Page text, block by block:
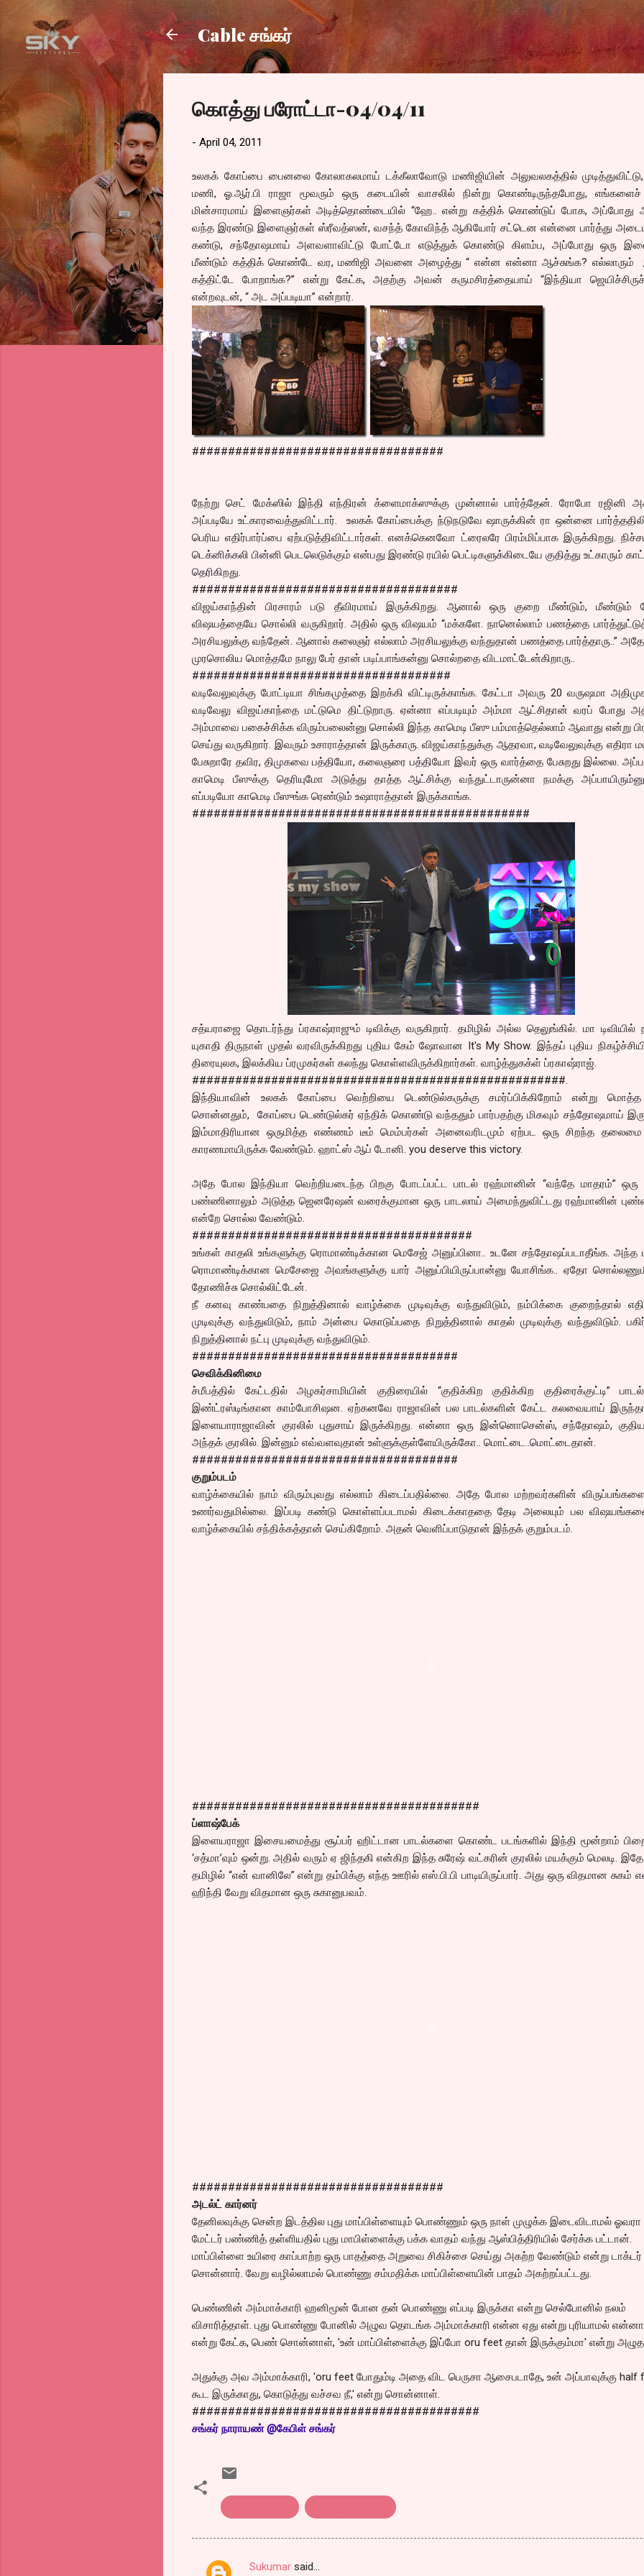
Skip to main content
Cable சங்கர்
கொத்து பரோட்டா-04/04/11
- April 04, 2011
உலகக் கோப்பை பைனலை கோலாகலமாய் டக்கீலாவோடு மணிஜியின் அலுவலகத்தில்
மணி, ஓ.ஆர்.பி ராஜா மூவரும் ஒரு கடையின் வாசலில் நின்று கொண்டிருந்தபோது, எங்களைச்
மின்சாரமாய் இளைஞர்கள் அடித்தொண்டையில் “ஹே.. என்று கத்திக் கொண்டுப் போக, அப்போது
வந்த இரண்டு இளைஞர்கள் ஸ்ரீவத்ஸன், வசந்த் கோவிந்த் ஆகியோர் சட்டென என்னை பார்த்து
கண்டு, சந்தோஷமாய் அளவளாவிட்டு போட்டோ எடுத்துக் கொண்டு கிளம்ப, அப்போது ஒரு
மீண்டும் கத்திக் கொண்டே வர, மணிஜி அவனை அழைத்து “ என்ன என்னா ஆச்சுங்க? எல்லாரும்
கத்திட்டே போறாங்க?” என்று கேட்க, அதற்கு அவன் கருமசிரத்தையாய் “இந்தியா
என்றவுடன், “ அட அப்படியா” என்றார்.
###################################
நேற்று செட் மேக்ஸில் இந்தி எந்திரன் க்ளைமாக்ஸுக்கு முன்னால் பார்த்தேன். ரோபோ ரஜினி
அப்படியே உட்காரவைத்துவிட்டார். உலகக் கோப்பைக்கு ந்டுநடுவே ஷாருக்கின் ரா ஒன்னை
பெரிய எதிர்பார்ப்பை ஏற்படுத்திவிட்டார்கள். எனக்கெனவோ ட்ரைலரே பிரம்மிப்பாக இருக்கிறது.
டெக்னிக்கலி பின்னி பெடலெடுக்கும் என்பது இரண்டு ரயில் பெட்டிகளுக்கிடையே குதித்து உட்காரும்
தெரிகிறது.
#####################################
விஜய்காந்தின் பிரசாரம் படு தீவிரமாய் இருக்கிறது. ஆனால் ஒரு குறை மீண்டும், மீண்டும்
விஷயத்தையே சொல்லி வருகிறார். அதில் ஒரு விஷயம் “மக்களே. நானெல்லாம் பணத்தை
அரசியலுக்கு வந்தேன். ஆனால் கலைஞர் எல்லாம் அரசியலுக்கு வந்துதான் பணத்தை பார்த்தாரு..”
முரசொலிய மொத்தமே நாலு பேர் தான் படிப்பாங்கன்னு சொல்றதை விடமாட்டேன்கிறாரு..
####################################
வடிவேலுவுக்கு போட்டியா சிங்கமுத்தை இறக்கி விட்டிருக்காங்க. கேட்டா அவரு 20 வருஷமா
வடிவேலு விஜய்காந்தை மட்டுமெ திட்டுறாரு. ஏன்னா எப்படியும் அம்மா ஆட்சிதான் வரப் போது
அம்மாவை பகைச்சிக்க விரும்பலைன்னு சொல்லி இந்த காமெடி பீஸு பம்மாத்தெல்லாம் ஆவாது என்று
செய்து வருகிறார். இவரும் உசாராத்தான் இருக்காரு. விஜய்காந்துக்கு ஆதரவா, வடிவேலுவுக்கு எதிரா
பேசுறாரே தவிர, திமுகவை பத்தியோ, கலைஞரை பத்தியோ இவர் ஒரு வார்த்தை பேசுறது இல்லை.
காமெடி பீஸுக்கு தெரியுமோ அடுத்து தாத்த ஆட்சிக்கு வந்துட்டாருன்னா நமக்கு
எப்படியோ காமெடி பீஸுங்க ரெண்டும் உஷாராத்தான் இருக்காங்க.
###############################################
சத்யராஜை தொடர்ந்து ப்ரகாஷ்ராஜும் டிவிக்கு வருகிறார். தமிழில் அல்ல தெலுங்கில். மா
யுகாதி திருநாள் முதல் வரவிருக்கிறது புதிய கேம் ஷோவான It's My Show. இந்தப் புதிய
திரையுலக, இலக்கிய ப்ரமுகர்கள் கலந்து கொள்ளவிருக்கிறார்கள். வாழ்த்துகக்ள் ப்ரகாஷ்ராஜ்.
####################################################.
இந்தியாவின் உலகக் கோப்பை வெற்றியை டெண்டுல்கருக்கு சமர்ப்பிக்கிறோம் என்று
சொன்னதும், கோப்பை டெண்டுல்கர் ஏந்திக் கொண்டு வந்ததும் பார்பதற்கு மிகவும் சந்தோஷமாய்
இம்மாதிரியான ஒருமித்த எண்ணம் டீம் மெம்பர்கள் அனைவரிடமும் ஏற்பட ஒரு சிறந்த
காரணமாயிருக்க வேண்டும். ஹாட்ஸ் ஆப் டோனி. you deserve this victory.
அதே போல இந்தியா வெற்றியடைந்த பிறகு போடப்பட்ட பாடல் ரஹ்மானின் “வந்தே மாதரம்” ஒரு
பண்ணினாலும் அடுத்த ஜெனரேஷன் வரைக்குமான ஒரு பாடலாய் அமைந்துவிட்டது ரஹ்மானின்
என்றே சொல்ல வேண்டும்.
#######################################
உங்கள் காதலி உங்களுக்கு ரொமாண்டிக்கான மெசேஜ் அனுப்பினா.. உடனே சந்தோஷப்படாதீங்க. அந்த
ரொமாண்டிக்கான மெசேஜை அவங்களுக்கு யார் அனுப்பியிருப்பான்னு யோசிங்க.. ஏதோ
தோணிச்சு சொல்லிட்டேன்.
நீ கனவு காண்பதை நிறுத்தினால் வாழ்க்கை முடிவுக்கு வந்துவிடும், நம்பிக்கை குறைந்தால்
முடிவுக்கு வந்துவிடும், நாம் அன்பை கொடுப்பதை நிறுத்தினால் காதல் முடிவுக்கு வந்துவிடும்.
நிறுத்தினால் நட்பு முடிவுக்கு வந்துவிடும்.
#####################################
செவிக்கினிமை
ச்மீபத்தில் கேட்டதில் அழகர்சாமியின் குதிரையில் “குதிக்கிற குதிக்கிற குதிரைக்குட்டி”
இண்ட்ரஸ்டிங்கான காம்போசிஷன. ஏற்கனவே ராஜாவின் பல பாடல்களின் கேட்ட கலவையாய்
இளையாராஜாவின் குரலில் புதுசாய் இருக்கிறது. என்னா ஒரு இன்னொசென்ஸ், சந்தோஷம்,
அந்தக் குரலில். இன்னும் எவ்வளவுதான் உள்ளுக்குள்ளேயிருக்கோ.. மொட்டை..மொட்டைதான்.
#####################################
குறும்படம்
வாழ்க்கையில் நாம் விரும்புவது எல்லாம் கிடைப்பதில்லை. அதே போல மற்றவர்களின்
உணர்வதுமில்லை. இப்படி கண்டு கொள்ளப்படாமல் கிடைக்காததை தேடி அலையும் பல
வாழ்க்கையில் சந்திக்கத்தான் செய்கிறோம். அதன் வெளிப்பாடுதான் இந்தக் குறும்படம்.
########################################
ப்ளாஷ்பேக்
இளையராஜா இசையமைத்து சூப்பர் ஹிட்டான பாடல்களை கொண்ட படங்களில் இந்தி மூன்றாம்
‘சத்மா’வும் ஒன்று. அதில் வரும் ஏ ஜிந்தகி என்கிற இந்த சுரேஷ் வட்கரின் குரலில் மயக்கும் மெலடி.
தமிழில் “என் வானிலே” என்று தம்பிக்கு எந்த ஊரில் எஸ்.பி.பி பாடியிருப்பார். அது ஒரு விதமான சுகம்
ஹிந்தி வேறு விதமான ஒரு சுகானுபவம்.
###################################
அடல்ட் கார்னர்
தேனிலவுக்கு சென்ற இடத்தில புது மாப்பிள்ளையும் பொண்ணும் ஒரு நாள் முழுக்க இடைவிடாமல் ஓவரா
மேட்டர் பண்ணித் தள்ளியதில் புது மாபிள்ளைக்கு பக்க வாதம் வந்து ஆஸ்பித்திரியில் சேர்க்க பட்டான்.
மாப்பிள்ளை உயிரை காப்பாற்ற ஒரு பாதத்தை அறுவை சிகிச்சை செய்து அகற்ற வேண்டும் என்று டாக்டர்
சொன்னார். வேறு வழில்லாமல் பொண்ணு சம்மதிக்க மாப்பிள்ளையின் பாதம் அகற்றப்பட்டது.
பெண்ணின் அம்மாக்காரி ஹனிமூன் போன தன் பொண்ணு எப்படி இருக்கா என்று செல்போனில் நலம்
விசாரித்தாள். புது பொண்ணு போனில் அழுவ தொடங்க அம்மாக்காரி என்ன ஏது என்று புரியாமல்
என்று கேட்க, பெண் சொன்னாள், 'உன் மாப்பிள்ளைக்கு இப்போ oru feet தான் இருக்கும்மா' என்று
அதுக்கு அவ அம்மாக்காரி, 'oru feet போதும்டி அதை விட பெருசா ஆசைபடாதே, உன் அப்பாவுக்கு half
கூட இருக்காது, கொடுத்து வச்சவ நீ,' என்று சொன்னாள்.
########################################
சங்கர் நாராயண் @கேபிள் சங்கர்
Sukumar said…